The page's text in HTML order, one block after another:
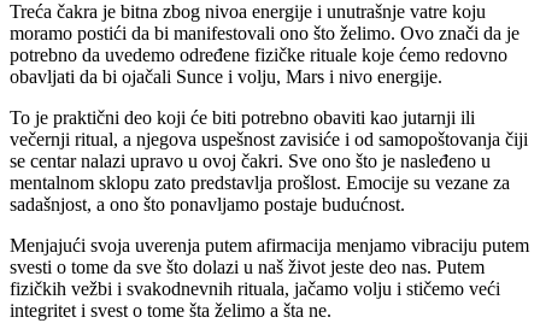
Treća čakra je bitna zbog nivoa energije i unutrašnje vatre koju
moramo postići da bi manifestovali ono što želimo. Ovo znači da je
potrebno da uvedemo određene fizičke rituale koje ćemo redovno
obavljati da bi ojačali Sunce i volju, Mars i nivo energije.
To je praktični deo koji će biti potrebno obaviti kao jutarnji ili
večernji ritual, a njegova uspešnost zavisiće i od samopoštovanja čiji
se centar nalazi upravo u ovoj čakri. Sve ono što je nasleđeno u
mentalnom sklopu zato predstavlja prošlost. Emocije su vezane za
sadašnjost, a ono što ponavljamo postaje budućnost.
Menjajući svoja uverenja putem afirmacija menjamo vibraciju putem
svesti o tome da sve što dolazi u naš život jeste deo nas. Putem
fizičkih vežbi i svakodnevnih rituala, jačamo volju i stičemo veći
integritet i svest o tome šta želimo a šta ne.